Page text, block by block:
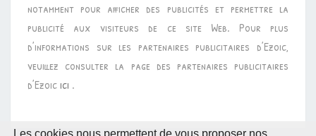
notamment pour afficher des publicités et permettre la
publicité aux visiteurs de ce site Web. Pour plus
d’informations sur les partenaires publicitaires d’Ezoic,
veuillez consulter la page des partenaires publicitaires
d’Ezoic ici .
Les cookies nous permettent de vous proposer nos